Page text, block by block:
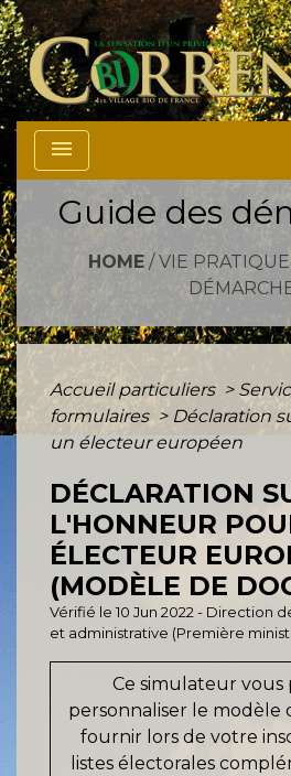
menu
Guide des
HOME/ VIE PRATIQUE
Accueil particuliers >
formulaires > Déclaration
un électeur européen
DÉCLARATION
L'HONNEUR
ÉLECTEUR
(MODÈLE DE
Vérifié le 10 Jun 2022 - Direction
et administrative (Première
Ce simulateur vous
personnaliser le modèle
fournir lors de votre
listes électorales